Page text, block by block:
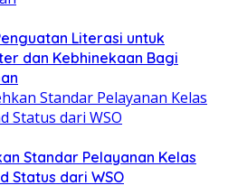
Literasi untuk
dan Kebhinekaan Bagi
Standar Pelayanan Kelas
Status dari WSO